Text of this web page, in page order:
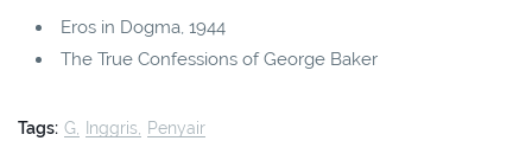
Eros in Dogma, 1944
The True Confessions of George Baker
Tags: G Inggris Penyair